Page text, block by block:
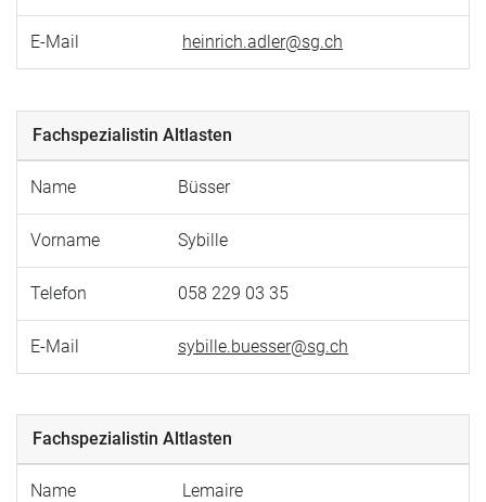
E-Mail heinrich.adler@sg.ch
Fachspezialistin Altlasten
Name Büsser
Vorname Sybille
Telefon 058 229 03 35
E-Mail sybille.buesser@sg.ch
Fachspezialistin Altlasten
Name Lemaire